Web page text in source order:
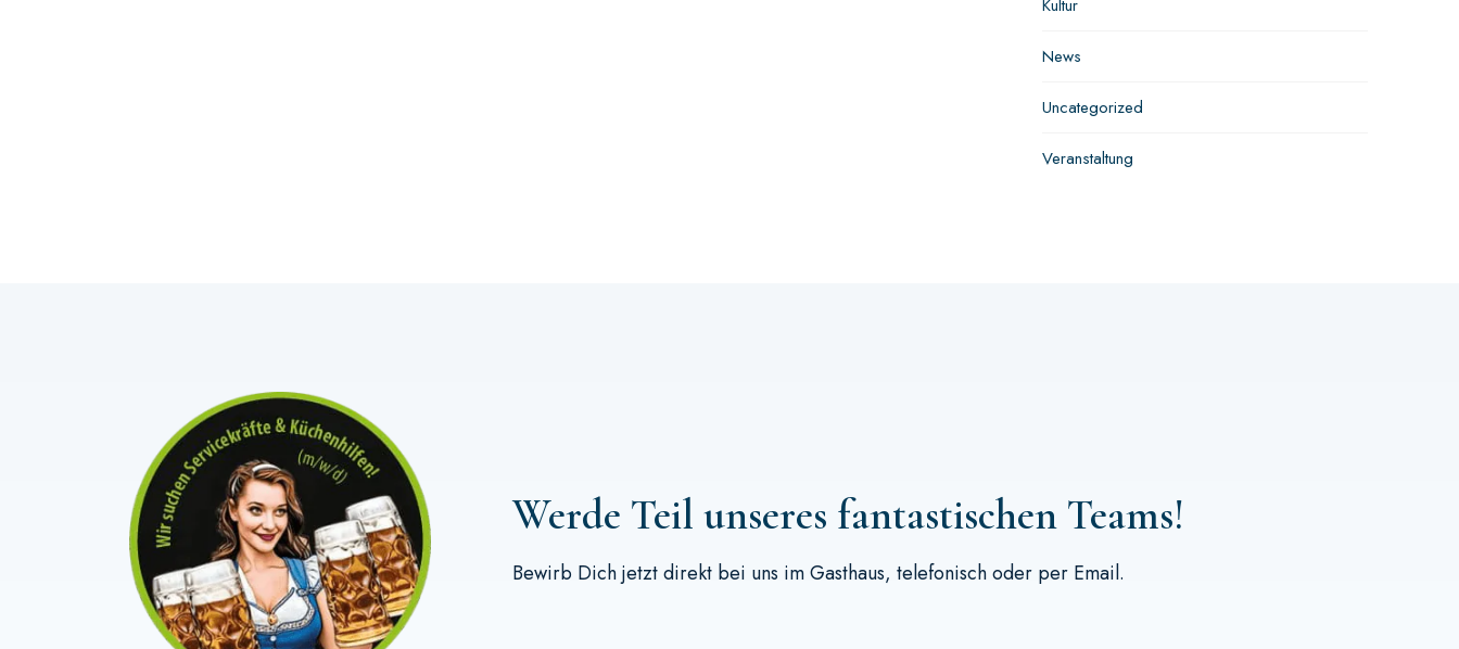
Kultur
News
Uncategorized
Veranstaltung
Werde Teil unseres fantastischen Teams!
Bewirb Dich jetzt direkt bei uns im Gasthaus,telefonischoder per Email.